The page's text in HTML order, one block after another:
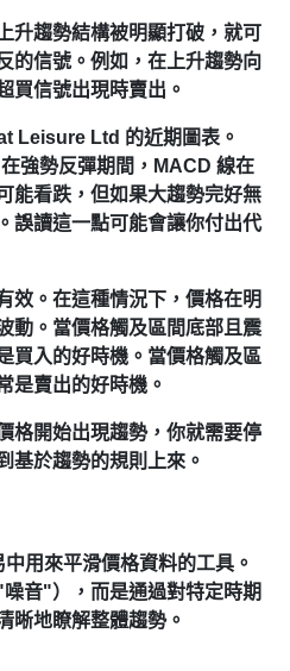
升趨勢結構被明顯打破，就可
的信號。例如，在上升趨勢向
買信號出現時賣出。
Leisure Ltd 的近期圖表。
強勢反彈期間，MACD 線在
能看跌，但如果大趨勢完好無
誤讀這一點可能會讓你付出代
效。在這種情況下，價格在明
動。當價格觸及區間底部且震
買入的好時機。當價格觸及區
是賣出的好時機。
格開始出現趨勢，你就需要停
基於趨勢的規則上來。
用來平滑價格資料的工具。
音"），而是通過對特定時期
晰地瞭解整體趨勢。